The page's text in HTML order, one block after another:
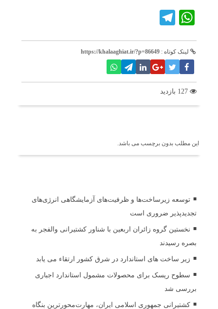
WhatsApp
لینک کوتاه : https://khalaaghiat.ir/?p=86649
این مطلب بدون برچسب می باشد.
توسعه زیرساخت‌ها و ظرفیت‌های آزمایشگاهی انرژی‌های
تجدیدپذیر ضروری است
نخستین گروه زائران اربعین با شناور کشتیرانی والفجر به
بصره رسیدند
زیر ساخت های استاندارد در شرق کشور ارتقاء می یابد
سطوح ریسک برای محصولات مشمول استاندارد اجباری
بررسی شد
کشتیرانی جمهوری اسلامی ایران، مهارت‌محورترین بنگاه